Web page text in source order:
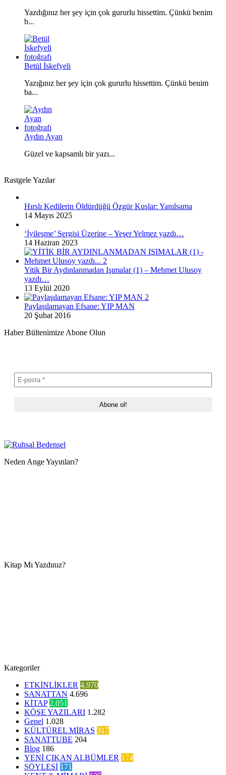
Yazdığınız her şey için çok gururlu hissettim. Çünkü benim
b...
Betül İskefyeli
Yazığınız her şey için çok gururlu hissettim. Çünkü benim
ba...
Aydın Ayan
Güzel ve kapsamlı bir yazı...
Rastgele Yazılar
Hırslı Kedilerin Öldürdüğü Özgür Kuşlar: Yanılsama
14 Mayıs 2025
‘İyileşme’ Sergisi Üzerine – Yeşer Yelmez yazdı…
14 Haziran 2023
Yitik Bir Aydınlanmadan Işımalar (1) – Mehmet Ulusoy
yazdı…
13 Eylül 2020
Paylaşılamayan Efsane: YIP MAN
20 Şubat 2016
Haber Bültenimize Abone Olun
Neden Ange Yayınları?
Kitap Mı Yazdınız?
Kategoriler
ETKİNLİKLER 4.970
SANATTAN 4.696
KİTAP 2.051
KÖŞE YAZILARI 1.282
Genel 1.028
KÜLTÜREL MİRAS 317
SANATTUBE 204
Blog 186
YENİ ÇIKAN ALBÜMLER 174
SÖYLEŞİ 171